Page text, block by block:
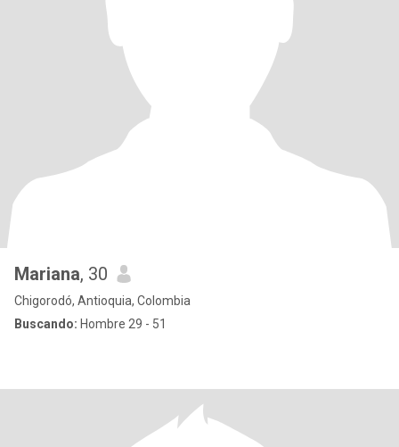
Mariana, 30
Chigorodó, Antioquia, Colombia
Buscando: Hombre 29 - 51